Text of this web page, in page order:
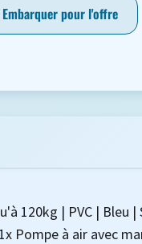
Embarquer pour l'offre
120kg | PVC | Bleu
Pompe à air avec